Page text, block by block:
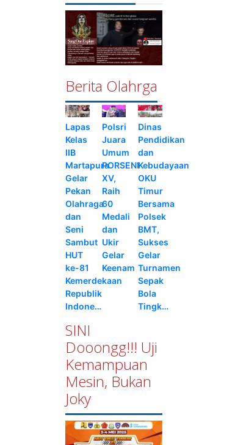
Berita Olahrga
Lapas
Kelas
IIB
Martapura
Gelar
Pekan
Olahraga
dan
Seni
Sambut
HUT
ke-81
Kemerdekaan
Republik
Indone…
Polsri
Juara
Umum
PORSENI
XV,
Raih
60
Medali
dan
Ukir
Gelar
Keenam
Dinas
Pendidikan
dan
Kebudayaan
OKU
Timur
Bersama
Polsek
BMT,
Sukses
Gelar
Turnamen
Sepak
Bola
Tingk…
SINI
Dooongg!!! Uji
Kemampuan
Mesin, Bukan
Joky